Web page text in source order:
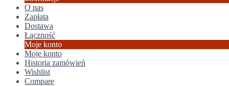
O nas
Zapłata
Dostawa
Łączność
Moje konto
Moje konto
Historia zamówień
Wishlist
Compare